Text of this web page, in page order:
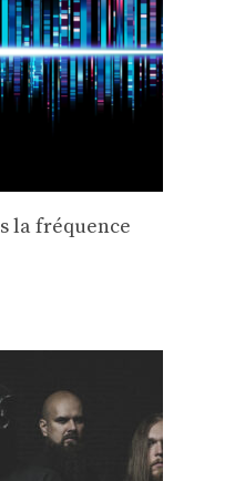
la fréquence